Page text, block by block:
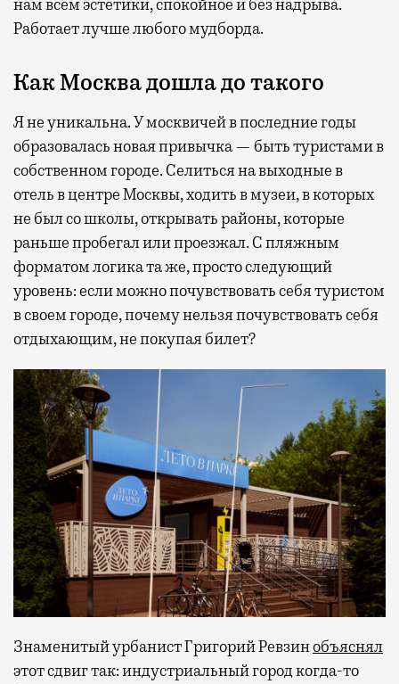
нам всем эстетики, спокойное и без надрыва.
Работает лучше любого мудборда.
Как Москва дошла до такого
Я не уникальна. У москвичей в последние годы
образовалась новая привычка — быть туристами в
собственном городе. Селиться на выходные в
отель в центре Москвы, ходить в музеи, в которых
не был со школы, открывать районы, которые
раньше пробегал или проезжал. С пляжным
форматом логика та же, просто следующий
уровень: если можно почувствовать себя туристом
в своем городе, почему нельзя почувствовать себя
отдыхающим, не покупая билет?
Знаменитый урбанист Григорий Ревзинобъяснял
этот сдвиг так: индустриальный город когда-то